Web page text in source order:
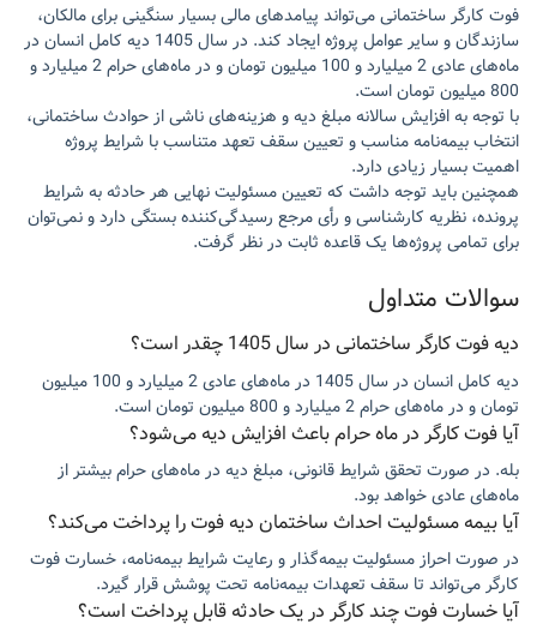
فوت کارگر ساختمانی می‌تواند پیامدهای مالی بسیار سنگینی برای مالکان،
سازندگان و سایر عوامل پروژه ایجاد کند. در سال 1405 دیه کامل انسان در
ماه‌های عادی 2 میلیارد و 100 میلیون تومان و در ماه‌های حرام 2 میلیارد و
800 میلیون تومان است.
با توجه به افزایش سالانه مبلغ دیه و هزینه‌های ناشی از حوادث ساختمانی،
انتخاب بیمه‌نامه مناسب و تعیین سقف تعهد متناسب با شرایط پروژه
اهمیت بسیار زیادی دارد.
همچنین باید توجه داشت که تعیین مسئولیت نهایی هر حادثه به شرایط
پرونده، نظریه کارشناسی و رأی مرجع رسیدگی‌کننده بستگی دارد و نمی‌توان
برای تمامی پروژه‌ها یک قاعده ثابت در نظر گرفت.
سوالات متداول
دیه فوت کارگر ساختمانی در سال 1405 چقدر است؟
دیه کامل انسان در سال 1405 در ماه‌های عادی 2 میلیارد و 100 میلیون
تومان و در ماه‌های حرام 2 میلیارد و 800 میلیون تومان است.
آیا فوت کارگر در ماه حرام باعث افزایش دیه می‌شود؟
بله. در صورت تحقق شرایط قانونی، مبلغ دیه در ماه‌های حرام بیشتر از
ماه‌های عادی خواهد بود.
آیا بیمه مسئولیت احداث ساختمان دیه فوت را پرداخت می‌کند؟
در صورت احراز مسئولیت بیمه‌گذار و رعایت شرایط بیمه‌نامه، خسارت فوت
کارگر می‌تواند تا سقف تعهدات بیمه‌نامه تحت پوشش قرار گیرد.
آیا خسارت فوت چند کارگر در یک حادثه قابل پرداخت است؟